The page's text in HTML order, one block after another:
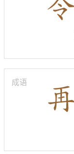
成语